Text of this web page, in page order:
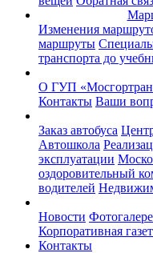
Изменения
маршруты
транспорта до
О ГУП
Контакты Ваши
Заказ автобуса
Автошкола
эксплуатации
оздоровительный
водителей
Новости
Корпоративная
Контакты